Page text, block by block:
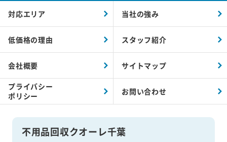
不用品回収クオーレ千葉
対応エリア 当社の強み
低価格の理由 スタッフ紹介
会社概要 サイトマップ
プライバシー
ポリシー
お問い合わせ